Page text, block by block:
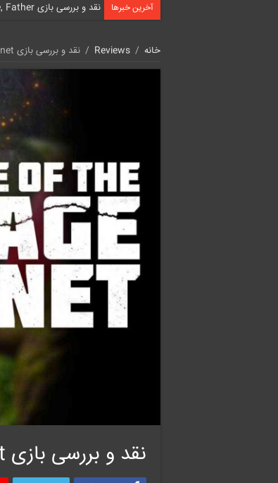
آخرین خبرها نقد و بررسی بازی What have you done, Father?
خانه /
Reviews
/ نقد و بررسی بازی Revenge of the Savage Planet
نقد و بررسی بازی Revenge of the Savage Planet